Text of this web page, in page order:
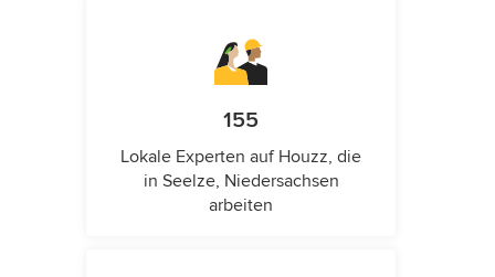
155
Lokale Experten auf Houzz, die
in Seelze, Niedersachsen
arbeiten